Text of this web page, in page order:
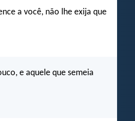
a você, não lhe exija que
e aquele que semeia